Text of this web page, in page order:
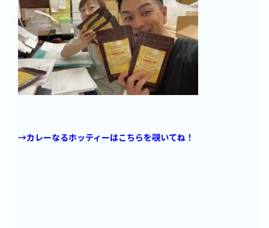
→カレーなるホッティーはこちらを覗いてね！